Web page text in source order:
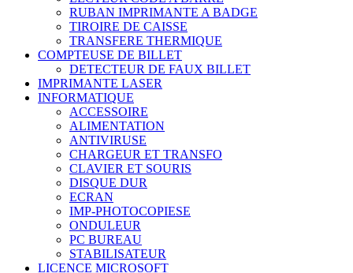
RUBAN IMPRIMANTE A BADGE
TIROIRE DE CAISSE
TRANSFERE THERMIQUE
COMPTEUSE DE BILLET
DETECTEUR DE FAUX BILLET
IMPRIMANTE LASER
INFORMATIQUE
ACCESSOIRE
ALIMENTATION
ANTIVIRUSE
CHARGEUR ET TRANSFO
CLAVIER ET SOURIS
DISQUE DUR
ECRAN
IMP-PHOTOCOPIESE
ONDULEUR
PC BUREAU
STABILISATEUR
LICENCE MICROSOFT